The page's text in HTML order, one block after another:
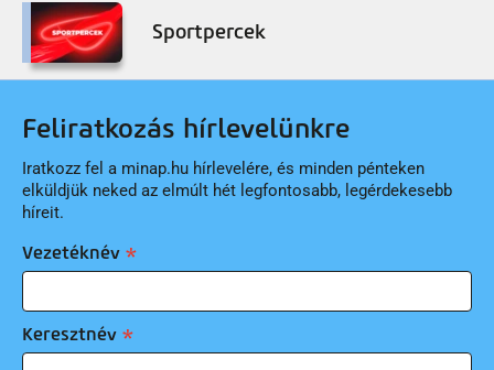
Sportpercek
Feliratkozás hírlevelünkre
Iratkozz fel a minap.hu hírlevelére, és minden pénteken
elküldjük neked az elmúlt hét legfontosabb, legérdekesebb
híreit.
Vezetéknév
Keresztnév